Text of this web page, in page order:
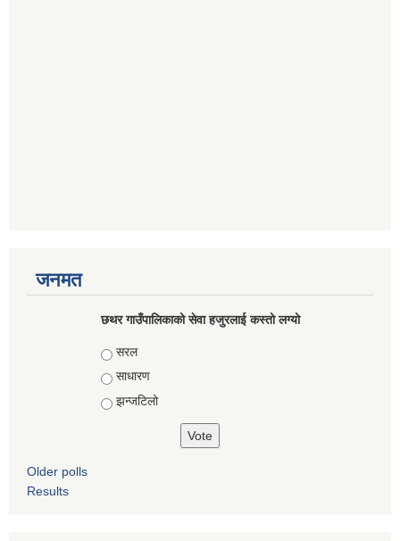
जनमत
छथर गाउँपालिकाको सेवा हजुरलाई कस्तो लग्यो
Choices
सरल
साधारण
झन्जटिलो
Older polls
Results